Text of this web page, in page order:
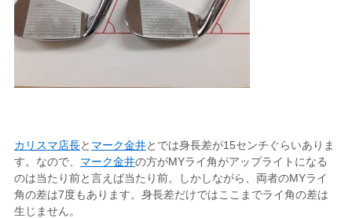
カリスマ店長と マーク金井とでは身長差が15センチぐらいありま
す。なので、 マーク金井の方がMYライ角がアップライトになる
のは当たり前と言えば当たり前。しかしながら、両者のMYライ
角の差は7度もあります。身長差だけではここまでライ角の差は
生じません。